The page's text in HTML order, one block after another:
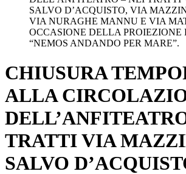
SALVO D’ACQUISTO, VIA
VIA NURAGHE MANNU E VIA
OCCASIONE DELLA PROIEZIONE
“NEMOS ANDANDO PER MARE”.
CHIUSURA
ALLA
TRATTI VIA
SALVO